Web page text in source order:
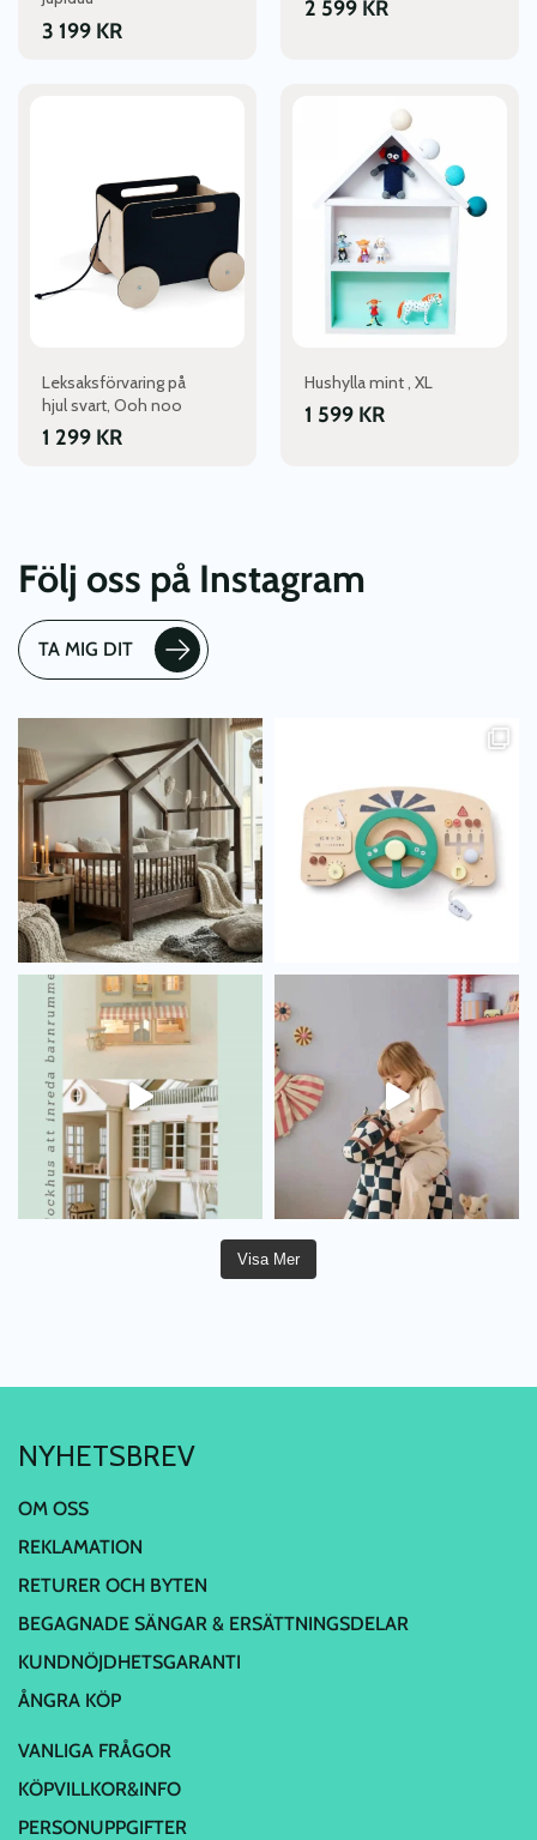
3 199 KR
2 599 KR
Leksaksförvaring på
hjul svart, Ooh noo
1 299 KR
Hushylla mint , XL
1 599 KR
Följ oss på Instagram
TA MIG DIT
Visa Mer
NYHETSBREV
OM OSS
REKLAMATION
RETURER OCH BYTEN
BEGAGNADE SÄNGAR & ERSÄTTNINGSDELAR
KUNDNÖJDHETSGARANTI
ÅNGRA KÖP
VANLIGA FRÅGOR
KÖPVILLKOR&INFO
PERSONUPPGIFTER